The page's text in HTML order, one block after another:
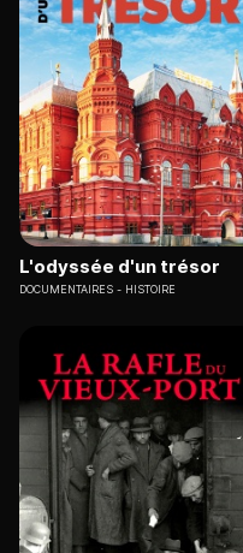
L'odyssée d'un trésor
DOCUMENTAIRES HISTOIRE